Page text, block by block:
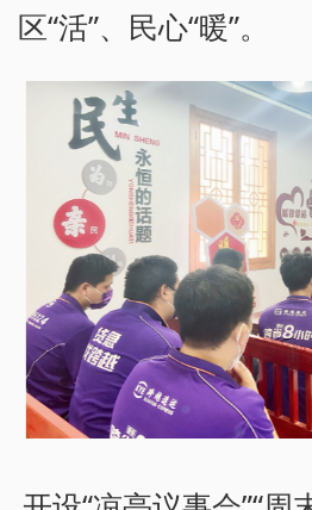
区“活”、民心“暖”。